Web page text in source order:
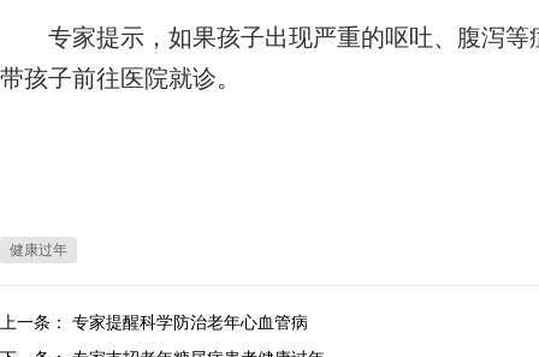
专家提示，如果孩子出现严重的呕吐、腹泻等
带孩子前往医院就诊。
健康过年
上一条： 专家提醒科学防治老年心血管病